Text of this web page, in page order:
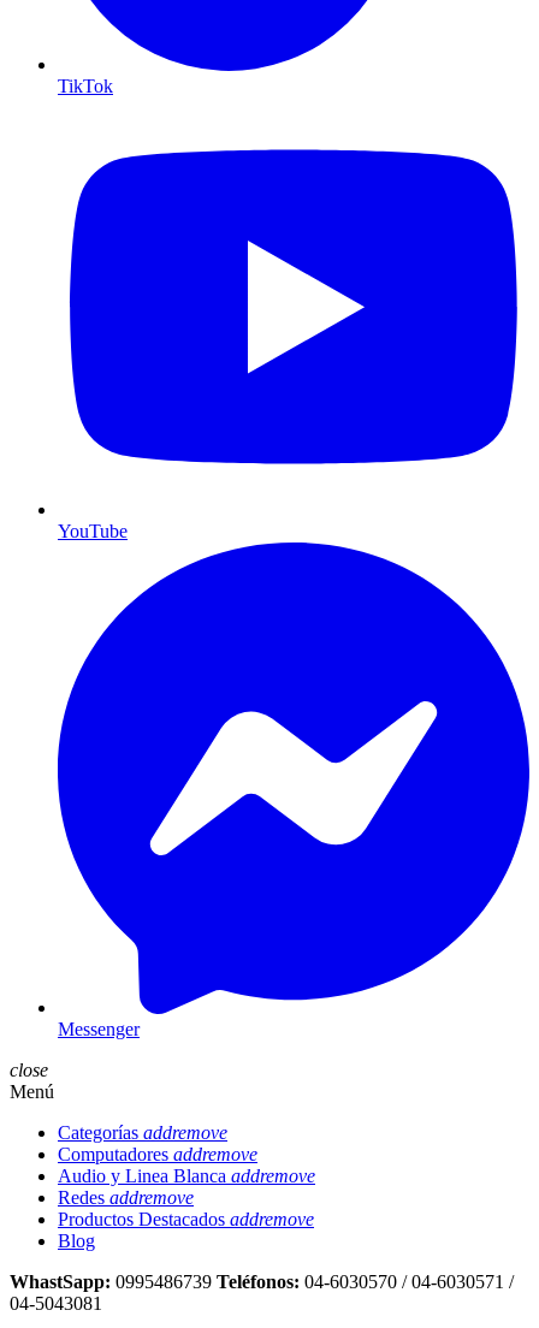
TikTok
YouTube
Messenger
close
Menú
Categorías addremove
Computadores addremove
Audio y Linea Blanca addremove
Redes addremove
Productos Destacados addremove
Blog
WhastSapp: 0995486739 Teléfonos: 04-6030570 / 04-6030571 /
04-5043081